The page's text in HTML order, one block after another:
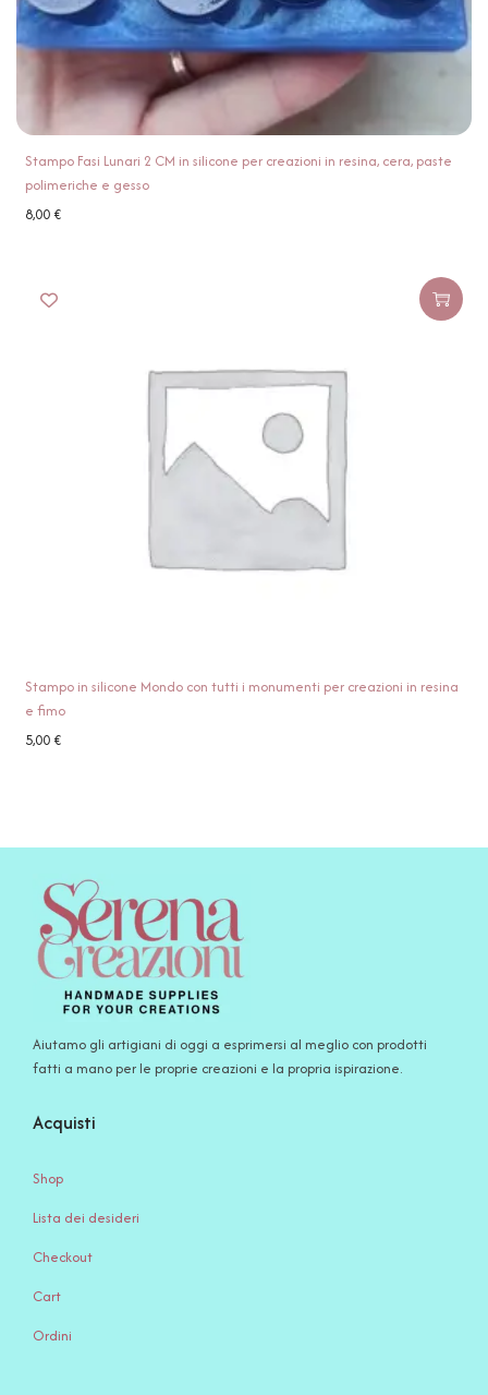
Stampo Fasi Lunari 2 CM in silicone per creazioni in resina, cera, paste
polimeriche e gesso
8,00€
Stampo in silicone Mondo con tutti i monumenti per creazioni in resina
e fimo
5,00€
Aiutamo gli artigiani di oggi a esprimersi al meglio con prodotti
fatti a mano per le proprie creazioni e la propria ispirazione.
Acquisti
Shop
Lista dei desideri
Checkout
Cart
Ordini